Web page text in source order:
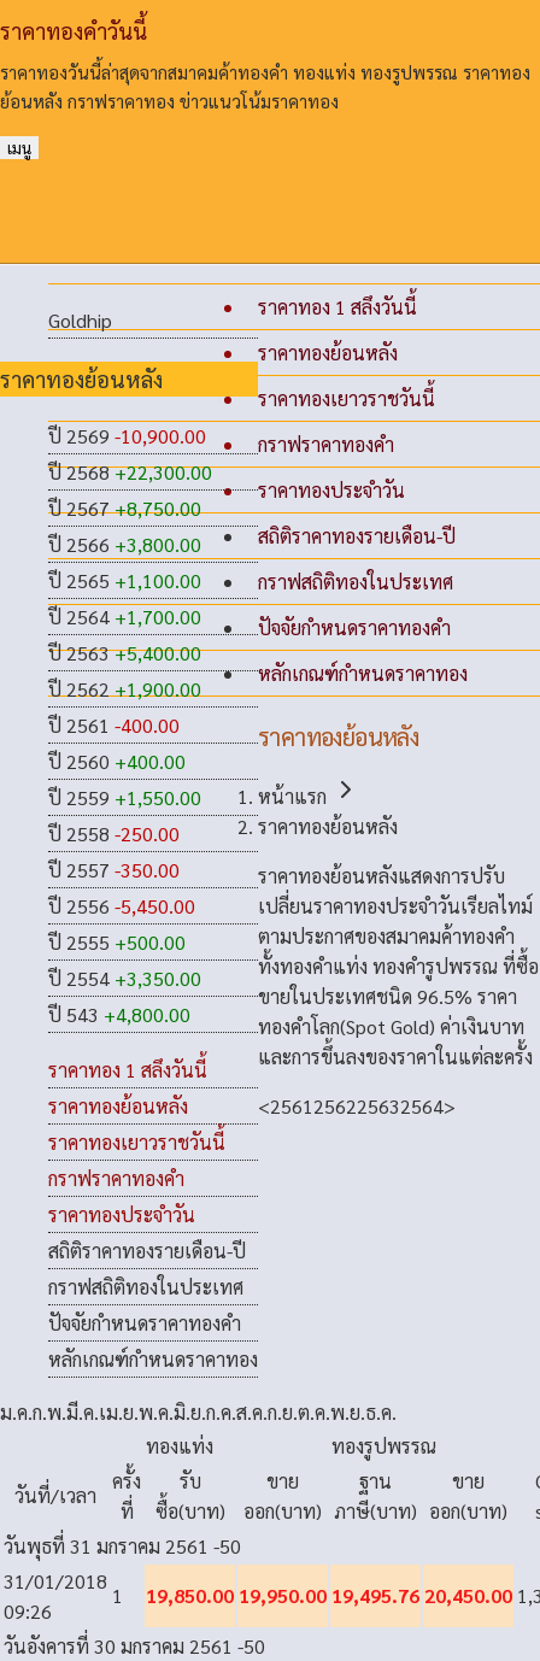
ราคาทองคําวันนี้
ราคาทองวันนี้ล่าสุดจากสมาคมค้าทองคํา ทองแท่ง ทองรูปพรรณ ราคาทอง
ย้อนหลัง กราฟราคาทอง ข่าวแนวโน้มราคาทอง
เมนู
Goldhip
ราคาทองย้อนหลัง
ปี 2569 -10,900.00
ปี 2568+22,300.00
ปี 2567+8,750.00
ปี 2566 +3,800.00
ปี 2565 +1,100.00
ปี 2564 +1,700.00
ปี 2563+5,400.00
ปี 2562+1,900.00
ปี 2561 -400.00
ปี 2560 +400.00
ปี 2559 +1,550.00
ปี 2558 -250.00
ปี 2557 -350.00
ปี 2556 -5,450.00
ปี 2555 +500.00
ปี 2554 +3,350.00
ปี 543 +4,800.00
ราคาทอง 1 สลึงวันนี้
ราคาทองย้อนหลัง
ราคาทองเยาวราชวันนี้
กราฟราคาทองคำ
ราคาทองประจำวัน
สถิติราคาทองรายเดือน-ปี
กราฟสถิติทองในประเทศ
ปัจจัยกำหนดราคาทองคำ
หลักเกณฑ์กำหนดราคาทอง
ราคาทอง 1 สลึงวันนี้
ราคาทองย้อนหลัง
ราคาทองเยาวราชวันนี้
กราฟราคาทองคำ
ราคาทองประจำวัน
สถิติราคาทองรายเดือน-ปี
กราฟสถิติทองในประเทศ
ปัจจัยกำหนดราคาทองคำ
หลักเกณฑ์กำหนดราคาทอง
ราคาทองย้อนหลัง
หน้าแรก
ราคาทองย้อนหลัง
ราคาทองย้อนหลังแสดงการปรับ
เปลี่ยนราคาทองประจำวันเรียลไทม์
ตามประกาศของสมาคมค้าทองคำ
ทั้งทองคำแท่ง ทองคำรูปพรรณ ที่ซื้อ
ขายในประเทศชนิด 96.5% ราคา
ทองคำโลก(Spot Gold) ค่าเงินบาท
และการขึ้นลงของราคาในแต่ละครั้ง
<2561 256225632564>
ม.ค.ก.พ.มี.ค.เม.ย.พ.ค.มิ.ย.ก.ค.ส.ค.ก.ย.ต.ค.พ.ย.ธ.ค.
ทองแท่ง
ทองรูปพรรณ
วันที่/เวลา
ครั้ง
ที่
รับ
ซื้อ(บาท)
ขาย
ออก(บาท)
ฐาน
ภาษี(บาท)
ขาย
ออก(บาท)
วันพุธที่ 31 มกราคม 2561 -50
31/01/2018
09:26
1 19,850.00 19,950.00 19,495.76 20,450.00
วันอังคารที่ 30 มกราคม 2561 -50